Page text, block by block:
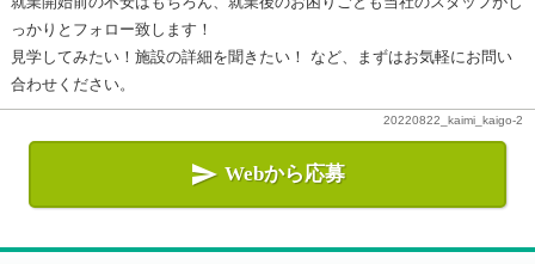
っかりとフォロー致します！
見学してみたい！施設の詳細を聞きたい！ など、まずはお気軽にお問い
合わせください。
20220822_kaimi_kaigo-2
 Webから応募